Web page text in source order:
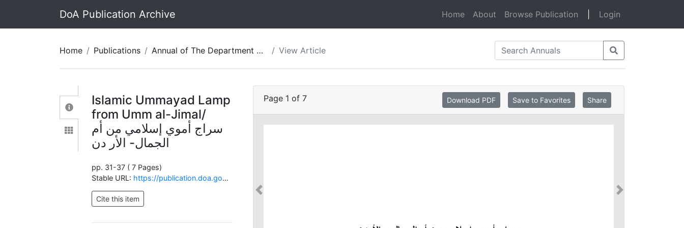
DoA Publication Archive Home(current)
About Browse Publication Login
Home Publications Annual of The Department of Antiquities of Jordan 60 Arabic حولية دائرة الآثار العامة المجلد ) 60 ) View Article
Islamic Ummayad Lamp
from Umm al-Jimal/
سراج أموي إسلامي من أم
الجمال- الأر دن
pp. 31-37 ( 7 Pages)
Stable URL: https://publication.doa.gov.jo/Publications/ViewChapterPublic/2700
Page 1 of 7 Download PDF Save to Favorites Share